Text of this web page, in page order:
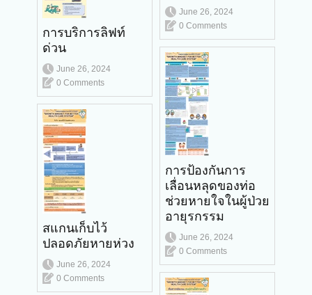
June 26, 2024
0 Comments
การบริการลิฟท์
ด่วน
June 26, 2024
0 Comments
การป้องกันการ
เลื่อนหลุดของท่อ
ช่วยหายใจในผู้ป่วย
อายุรกรรม
June 26, 2024
0 Comments
สแกนเก็บไว้
ปลอดภัยหายห่วง
June 26, 2024
0 Comments